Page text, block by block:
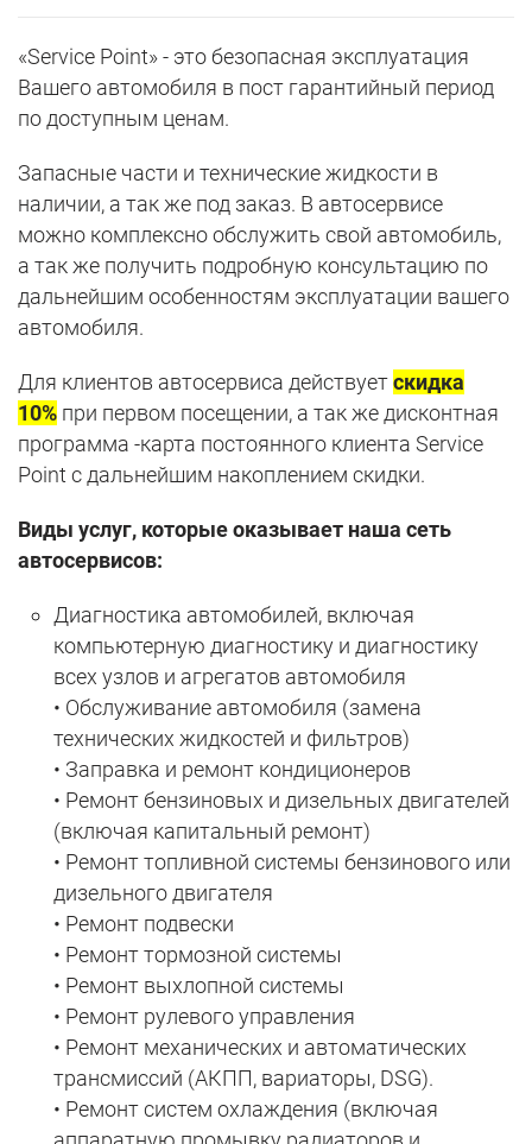
«Service Point» - это безопасная эксплуатация
Вашего автомобиля в пост гарантийный период
по доступным ценам.
Запасные части и технические жидкости в
наличии, а так же под заказ. В автосервисе
можно комплексно обслужить свой автомобиль,
а так же получить подробную консультацию по
дальнейшим особенностям эксплуатации вашего
автомобиля.
Для клиентов автосервиса действуетскидка
10% при первом посещении, а так же дисконтная
программа -карта постоянного клиента Service
Point с дальнейшим накоплением скидки.
Виды услуг, которые оказывает наша сеть
автосервисов:
Диагностика автомобилей, включая
компьютерную диагностику и диагностику
всех узлов и агрегатов автомобиля
• Обслуживание автомобиля (замена
технических жидкостей и фильтров)
• Заправка и ремонт кондиционеров
• Ремонт бензиновых и дизельных двигателей
(включая капитальный ремонт)
• Ремонт топливной системы бензинового или
дизельного двигателя
• Ремонт подвески
• Ремонт тормозной системы
• Ремонт выхлопной системы
• Ремонт рулевого управления
• Ремонт механических и автоматических
трансмиссий (АКПП, вариаторы, DSG).
• Ремонт систем охлаждения (включая